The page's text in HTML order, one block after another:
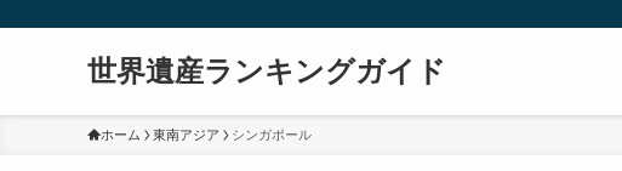
世界遺産ランキングガイド
ホーム 東南アジア シンガポール